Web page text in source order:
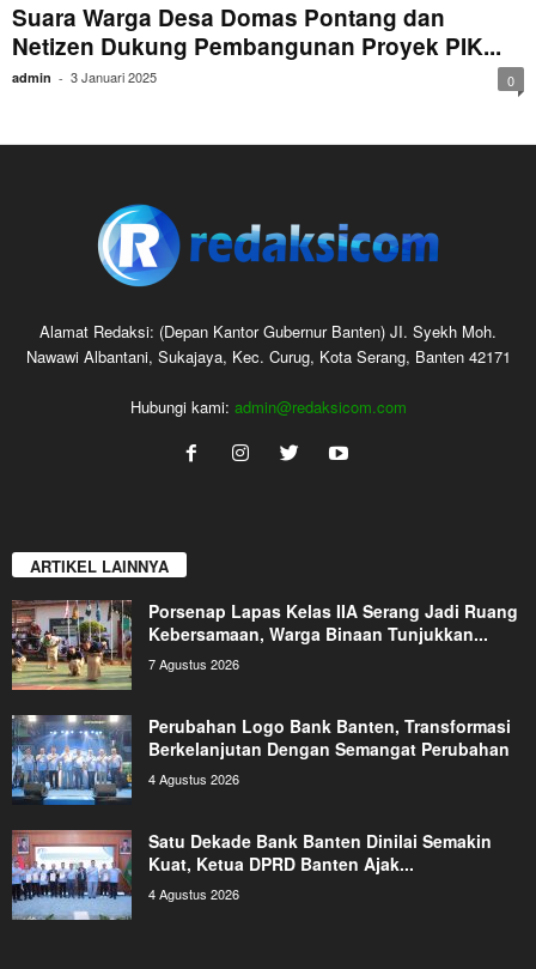
Suara Warga Desa Domas Pontang dan
Netizen Dukung Pembangunan Proyek PIK...
admin - 3 Januari 2025 0
Alamat Redaksi: (Depan Kantor Gubernur Banten) JI. Syekh Moh.
Nawawi Albantani, Sukajaya, Kec. Curug, Kota Serang, Banten 42171
Hubungi kami: admin@redaksicom.com
ARTIKEL LAINNYA
Porsenap Lapas Kelas IIA Serang Jadi Ruang
Kebersamaan, Warga Binaan Tunjukkan...
7 Agustus 2026
Perubahan Logo Bank Banten, Transformasi
Berkelanjutan Dengan Semangat Perubahan
4 Agustus 2026
Satu Dekade Bank Banten Dinilai Semakin
Kuat, Ketua DPRD Banten Ajak...
4 Agustus 2026